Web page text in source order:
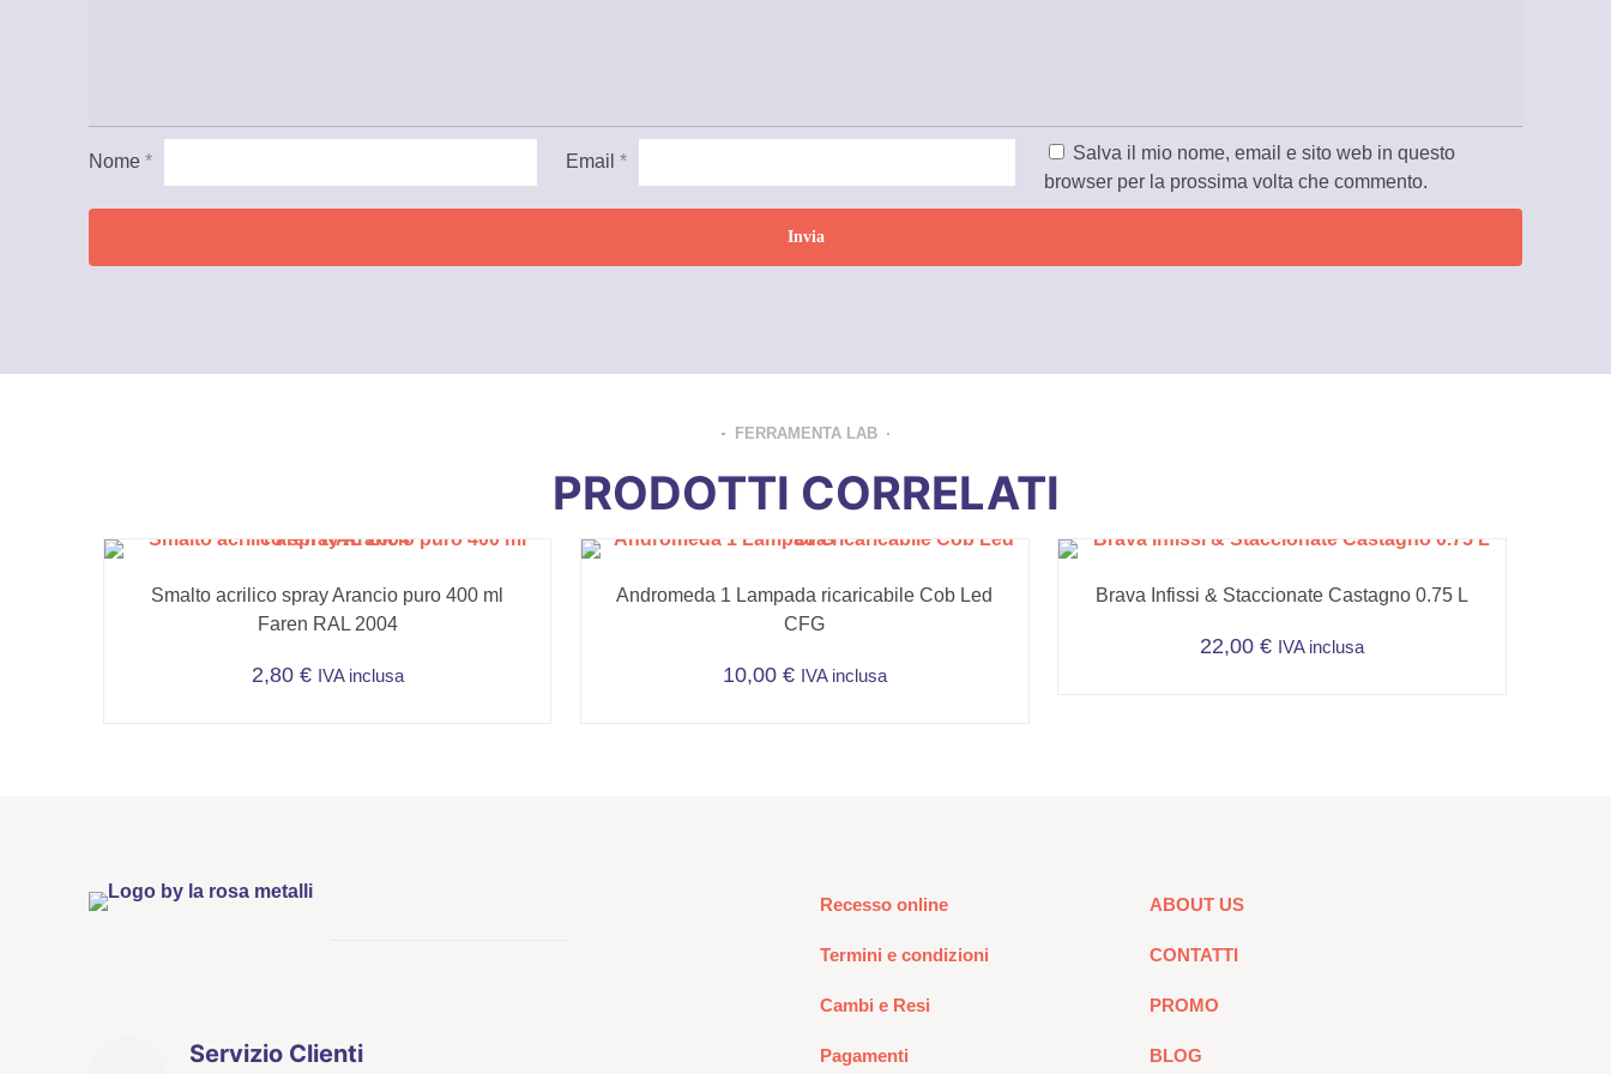
Nome * Email*
Salva il mio nome, email e sito web in questo
browser per la prossima volta che commento.
FERRAMENTA LAB
PRODOTTI CORRELATI
Smalto acrilico spray Arancio puro 400 ml
Faren RAL 2004
2,80 € IVA inclusa
Andromeda 1 Lampada ricaricabile Cob Led
CFG
10,00 € IVA inclusa
Brava Infissi & Staccionate Castagno 0.75 L
22,00€ IVA inclusa
Servizio Clienti
Recesso online
Termini e condizioni
Cambi e Resi
Pagamenti
ABOUT US
CONTATTI
PROMO
BLOG